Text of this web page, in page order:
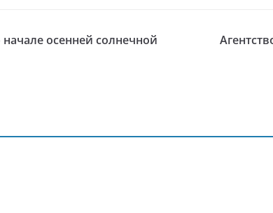
осенней солнечной